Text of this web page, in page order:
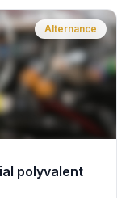
Alternance
polyvalent